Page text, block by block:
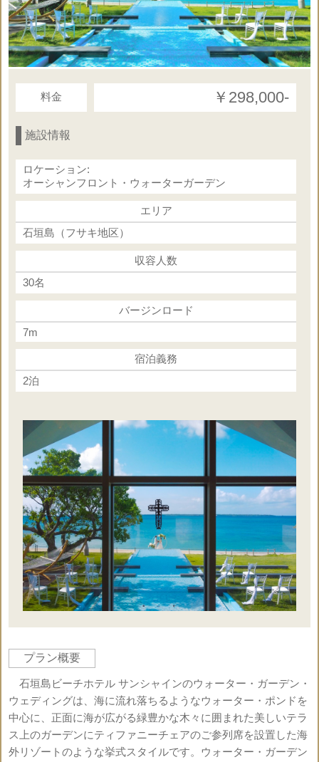
◇プリザーブドフラワーリングピロー
・グリーン ・ブルー ・ピンク
（レンタル）
◇ウェルカムボード
◇音楽演奏はサウンドシステムとなります
挙式基本パッケージ（神前式）
オプション合計金額 203,000円
【合計内訳】挙式＋フォト＋ヘアメイク
◇牧師様 60,000円
◇新婦ヘアメイク 40,000円
◇ヘアメイク同行（挙式＋フォト）25,000円
◇フォト（挙式前＋挙式＋挙式後）
約1.5時間 150カット 78,000円
※挙式に必要なオプショナルの合計金額です
※挙式代金に合計金額を加算してください
※人前式の場合は牧師様の料金は減額ください
※その他様々なオプションを追加可能
料金 ￥298,000‐
施設情報
ロケーション:
オーシャンフロント・ウォーターガーデン
エリア
石垣島（フサキ地区）
収容人数
30名
バージンロード
7m
宿泊義務
2泊
プラン概要
石垣島ビーチホテル サンシャインのウォーター・ガーデン・
ウェディングは、海に流れ落ちるようなウォーター・ポンドを
中心に、正面に海が広がる緑豊かな木々に囲まれた美しいテラ
ス上のガーデンにティファニーチェアのご参列席を設置した海
外リゾートのような挙式スタイルです。ウォーター・ガーデン